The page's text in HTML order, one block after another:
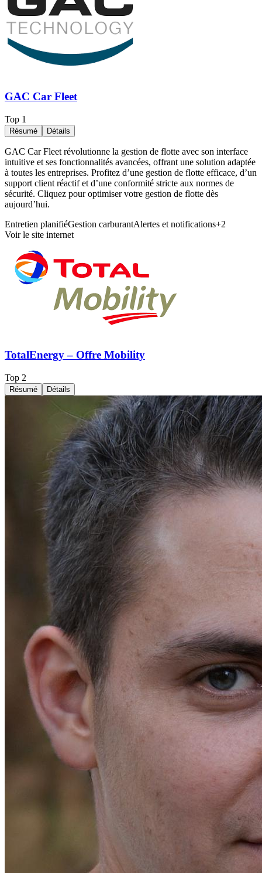
GAC Car Fleet
Top 1
Résumé Détails
GAC Car Fleet révolutionne la gestion de flotte avec son interface
intuitive et ses fonctionnalités avancées, offrant une solution adaptée
à toutes les entreprises. Profitez d’une gestion de flotte efficace, d’un
support client réactif et d’une conformité stricte aux normes de
sécurité. Cliquez pour optimiser votre gestion de flotte dès
aujourd’hui.
Entretien planifiéGestion carburantAlertes et notifications+2
Voir le site internet
TotalEnergy – Offre Mobility
Top 2
Résumé Détails